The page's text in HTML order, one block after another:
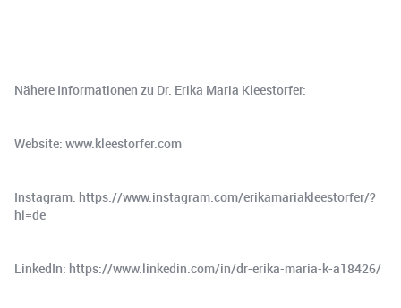
Nähere Informationen zu Dr. Erika Maria Kleestorfer:
Website: www.kleestorfer.com
Instagram: https://www.instagram.com/erikamariakleestorfer/?
hl=de
LinkedIn: https://www.linkedin.com/in/dr-erika-maria-k-a18426/